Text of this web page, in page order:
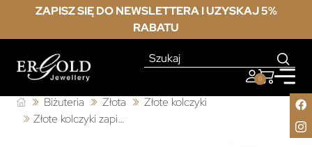
ZAPISZ SIĘ DO NEWSLETTERA I UZYSKAJ 5%
RABATU
0
Biżuteria Złota
Złote kolczyki
Złote kolczyki zapięcie angielskie cyrkonie pr.333